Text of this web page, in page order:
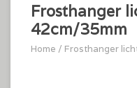
Frosthanger
42cm/35mm
Home / Frosthanger